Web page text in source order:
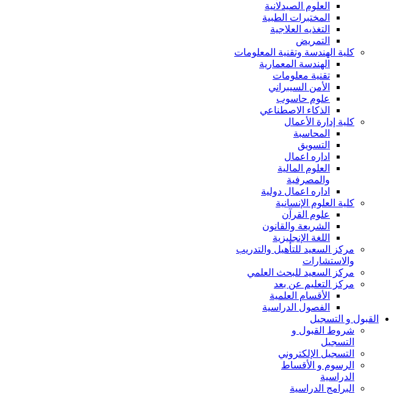
العلوم الصيدلانية
المختبرات الطبية
التغذيه العلاجية
التمريض
كلية الهندسة وتقنية المعلومات
الهندسة المعمارية
تقنية معلومات
الأمن السيبراني
علوم حاسوب
الذكاء الاصطناعي
كلية إدارة الأعمال
المحاسبة
التسويق
اداره اعمال
العلوم المالية
والمصرفية
اداره اعمال دولية
كلية العلوم الإنسانية
علوم القرآن
الشريعة والقانون
اللغة الإنجليزية
مركز السعيد للتأهيل والتدريب
والاستشارات
مركز السعيد للبحث العلمي
مركز التعليم عن بعد
الأقسام العلمية
الفصول الدراسية
القبول و التسجيل
شروط القبول و
التسجيل
التسجيل الإلكتروني
الرسوم و الأقساط
الدراسية
البرامج الدراسية